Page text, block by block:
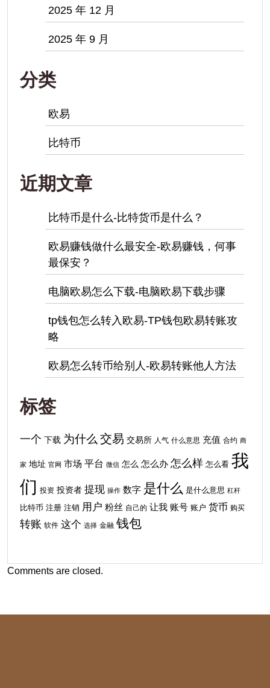
2025 年 12 月
2025 年 9 月
分类
欧易
比特币
近期文章
比特币是什么-比特货币是什么？
欧易赚钱做什么最安全-欧易赚钱，何事
最保安？
电脑欧易怎么下载-电脑欧易下载步骤
tp钱包怎么转入欧易-TP钱包欧易转账攻
略
欧易怎么转币给别人-欧易转账他人方法
标签
一个 下载 为什么 交易 交易所 人气 什么意思 充值 合约 商
家 地址 官网 市场 平台 微信 怎么 怎么办 怎么样 怎么看 我
们 投资 投资者 提现 操作 数字 是什么 是什么意思 杠杆
比特币 注册 注销 用户 粉丝 自己的 让我 账号 账户 货币 购买
转账 软件 这个 选择 金融 钱包
Comments are closed.